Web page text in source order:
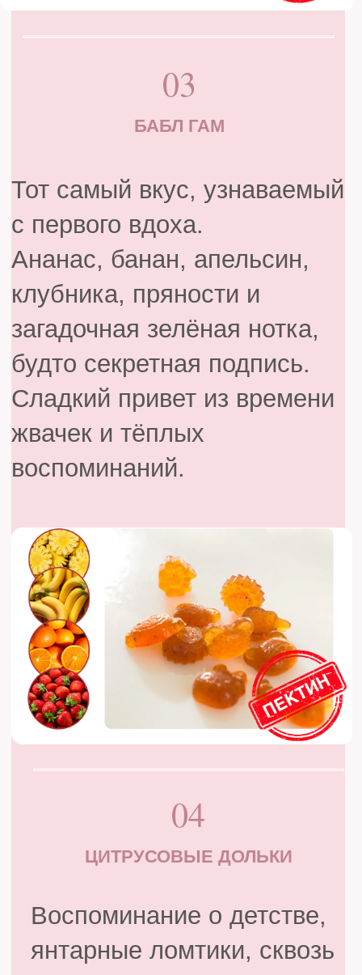
догадываются.
Абрикосовый солнечный
д’оранж, молочный
Здесь удовольствие
собрано в настоящую
Вы ещё не пробовали
ничего подобного.
Груша, согретая ароматом
гречишного мёда и
кашемировой ванили, с
мягкой основой кешью.
Это не просто десерт — это
уютное кресло, плед и
07